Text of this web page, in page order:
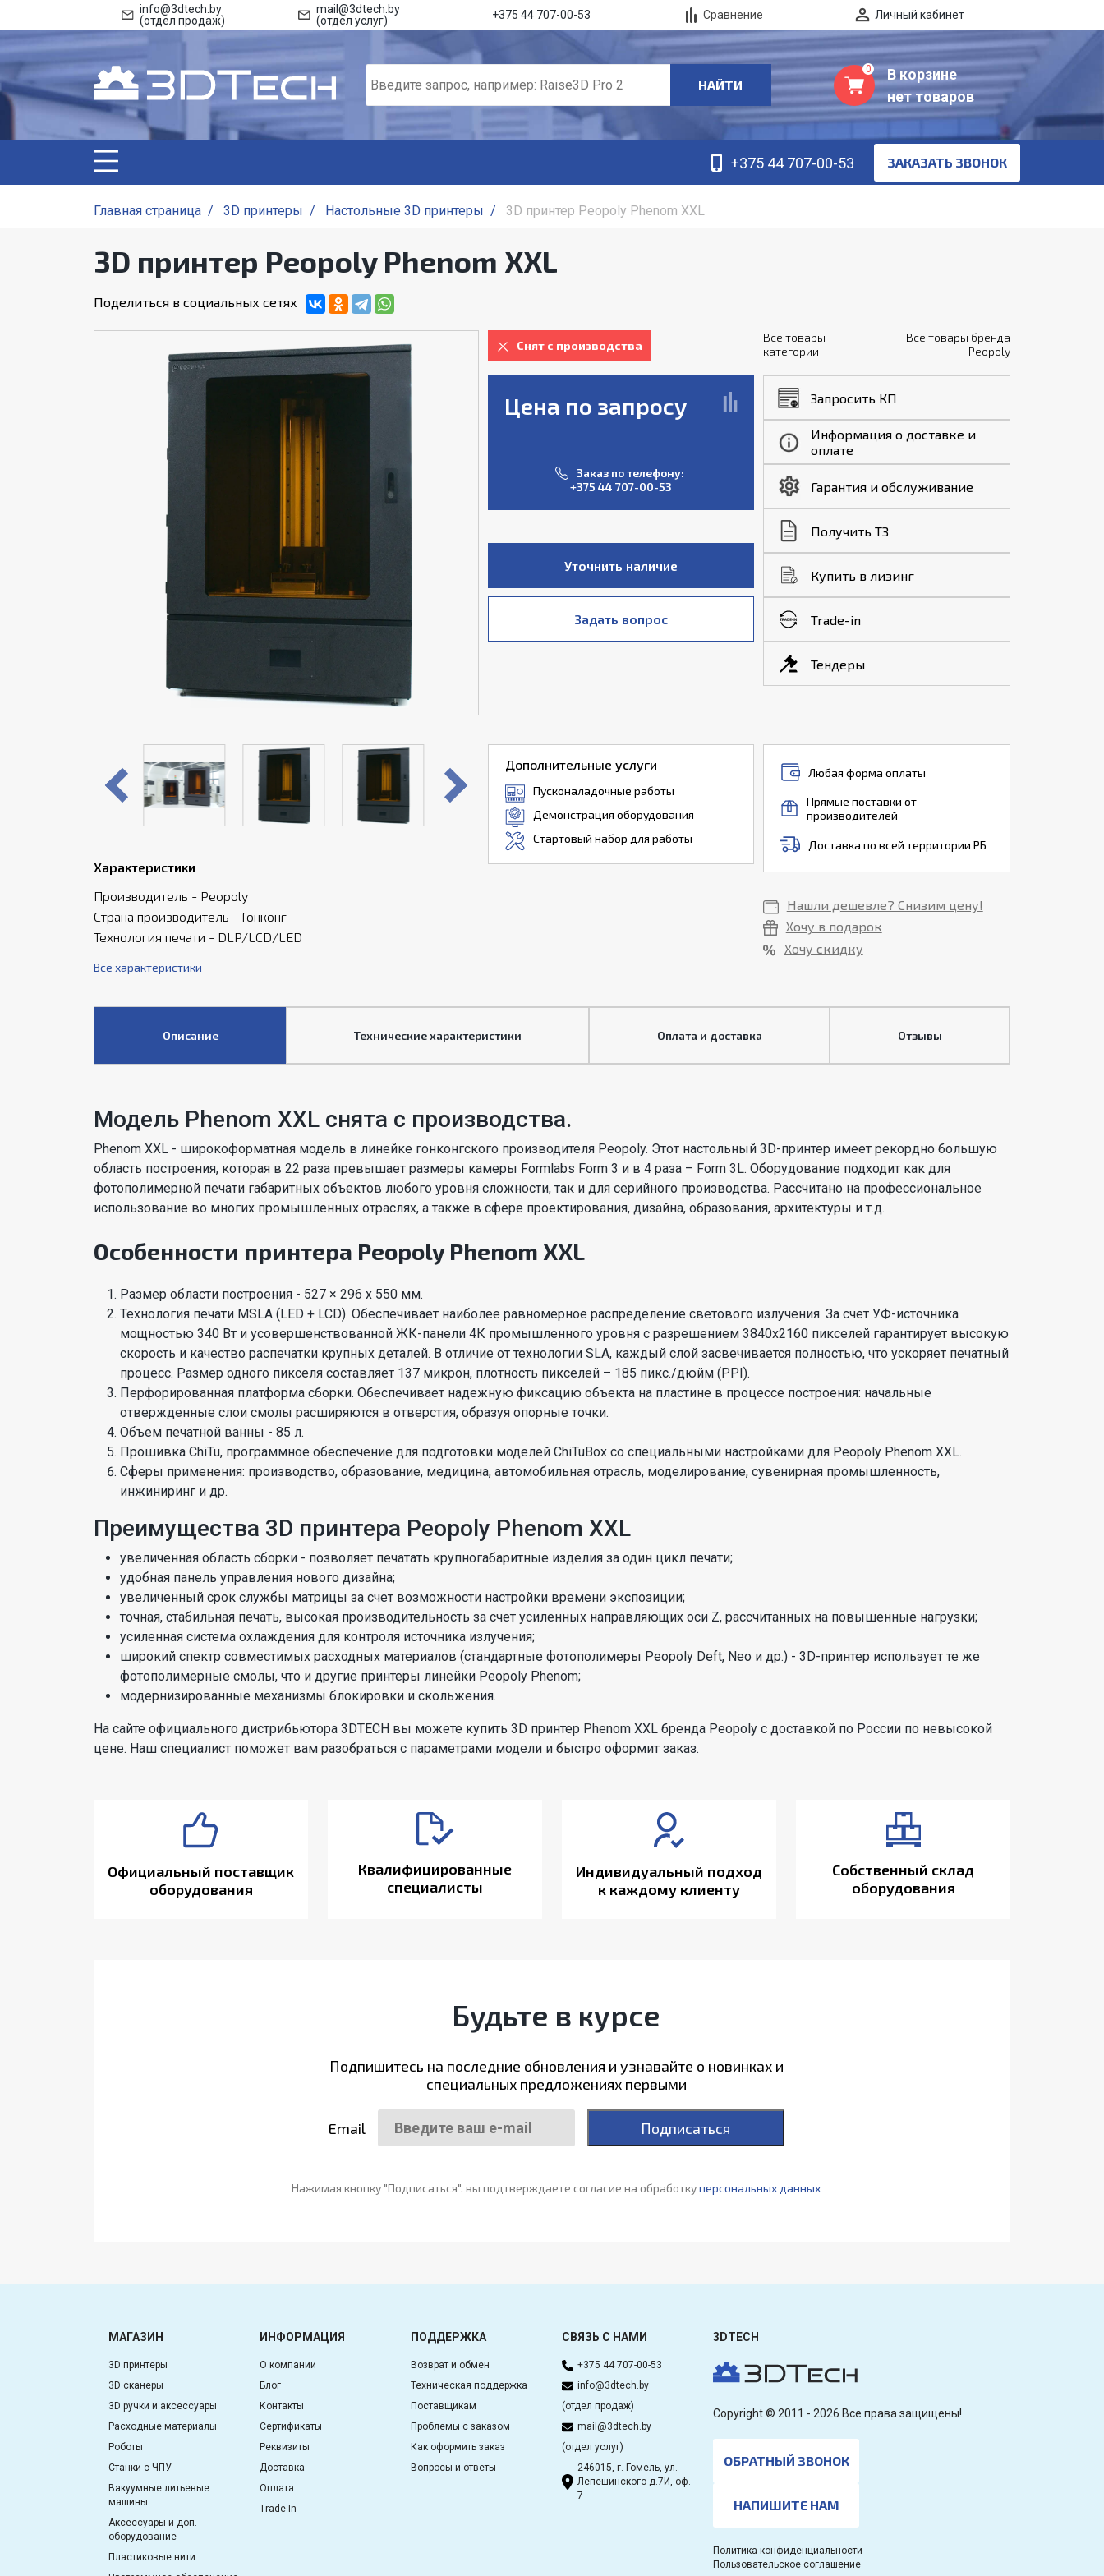
info@3dtech.by
(отдел продаж)
mail@3dtech.by
(отдел услуг)
+375 44 707-00-53 Сравнение Личный кабинет
НАЙТИ
0
В корзине
нет товаров
+375 44 707-00-53 ЗАКАЗАТЬ ЗВОНОК
Главная страница / 3D принтеры / Настольные 3D принтеры / 3D принтер Peopoly Phenom XXL
3D принтер Peopoly Phenom XXL
Поделиться в социальных сетях
Снят с производства
Цена по запросу
Заказ по телефону:
+375 44 707-00-53
Уточнить наличие
Задать вопрос
Все товары
категории
Все товары бренда
Peopoly
Запросить КП
Информация о доставке и
оплате
Гарантия и обслуживание
Получить ТЗ
Купить в лизинг
Trade-in
Тендеры
Характеристики
Производитель - Peopoly
Страна производитель - Гонконг
Технология печати - DLP/LCD/LED
Все характеристики
Дополнительные услуги
Пусконаладочные работы
Демонстрация оборудования
Стартовый набор для работы
Любая форма оплаты
Прямые поставки от
производителей
Доставка по всей территории РБ
Нашли дешевле? Снизим цену!
Хочу в подарок
Хочу скидку
Описание Технические характеристики Оплата и доставка Отзывы
Модель Phenom XXL снята с производства.
Phenom XXL - широкоформатная модель в линейке гонконгского производителя Peopoly. Этот настольный 3D-принтер имеет рекордно большую
область построения, которая в 22 раза превышает размеры камеры Formlabs Form 3 и в 4 раза – Form 3L. Оборудование подходит как для
фотополимерной печати габаритных объектов любого уровня сложности, так и для серийного производства. Рассчитано на профессиональное
использование во многих промышленных отраслях, а также в сфере проектирования, дизайна, образования, архитектуры и т.д.
Особенности принтера Peopoly Phenom XXL
Размер области построения - 527 × 296 x 550 мм.
Технология печати MSLA (LED + LCD). Обеспечивает наиболее равномерное распределение светового излучения. За счет УФ-источника
мощностью 340 Вт и усовершенствованной ЖК-панели 4К промышленного уровня с разрешением 3840х2160 пикселей гарантирует высокую
скорость и качество распечатки крупных деталей. В отличие от технологии SLA, каждый слой засвечивается полностью, что ускоряет печатный
процесс. Размер одного пикселя составляет 137 микрон, плотность пикселей – 185 пикс./дюйм (PPI).
Перфорированная платформа сборки. Обеспечивает надежную фиксацию объекта на пластине в процессе построения: начальные
отвержденные слои смолы расширяются в отверстия, образуя опорные точки.
Объем печатной ванны - 85 л.
Прошивка ChiTu, программное обеспечение для подготовки моделей ChiTuBox со специальными настройками для Peopoly Phenom XXL.
Сферы применения: производство, образование, медицина, автомобильная отрасль, моделирование, сувенирная промышленность,
инжиниринг и др.
Преимущества 3D принтера Peopoly Phenom XXL
увеличенная область сборки - позволяет печатать крупногабаритные изделия за один цикл печати;
удобная панель управления нового дизайна;
увеличенный срок службы матрицы за счет возможности настройки времени экспозиции;
точная, стабильная печать, высокая производительность за счет усиленных направляющих оси Z, рассчитанных на повышенные нагрузки;
усиленная система охлаждения для контроля источника излучения;
широкий спектр совместимых расходных материалов (стандартные фотополимеры Peopoly Deft, Neo и др.) - 3D-принтер использует те же
фотополимерные смолы, что и другие принтеры линейки Peopoly Phenom;
модернизированные механизмы блокировки и скольжения.
На сайте официального дистрибьютора 3DTECH вы можете купить 3D принтер Phenom XXL бренда Peopoly с доставкой по России по невысокой
цене. Наш специалист поможет вам разобраться с параметрами модели и быстро оформит заказ.
Официальный поставщик
оборудования
Квалифицированные
специалисты
Индивидуальный подход
к каждому клиенту
Собственный склад
оборудования
Будьте в курсе
Подпишитесь на последние обновления и узнавайте о новинках и
специальных предложениях первыми
Email Подписаться
Нажимая кнопку "Подписаться", вы подтверждаете согласие на обработкуперсональных данных
МАГАЗИН
3D принтеры
3D сканеры
3D ручки и аксессуары
Расходные материалы
Роботы
Станки с ЧПУ
Вакуумные литьевые
машины
Аксессуары и доп.
оборудование
Пластиковые нити
ИНФОРМАЦИЯ
О компании
Блог
Контакты
Сертификаты
Реквизиты
Доставка
Оплата
Trade In
ПОДДЕРЖКА
Возврат и обмен
Техническая поддержка
Поставщикам
Проблемы с заказом
Как оформить заказ
Вопросы и ответы
СВЯЗЬ С НАМИ
+375 44 707-00-53
info@3dtech.by
(отдел продаж)
mail@3dtech.by
(отдел услуг)
246015, г. Гомель, ул.
Лепешинского д.7И, оф.
7
3DTECH
Copyright © 2011 - 2026 Все права защищены!
ОБРАТНЫЙ ЗВОНОК
НАПИШИТЕ НАМ
Политика конфиденциальности
Пользовательское соглашение